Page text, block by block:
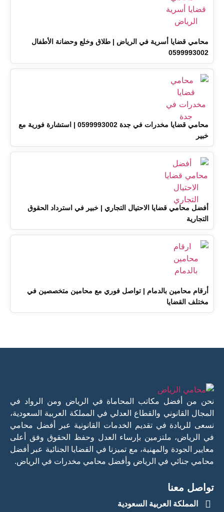
محامي قضايا أسرية في الرياض | طلاق وخلع وحضانة الأطفال
0599993002
محامي قضايا مخدرات في جدة 0599993002 | استشارة فورية مع
خبير
أفضل محامي قضايا الاحتيال التجاري | خبير في استرداد الحقوق
التجارية
أرقام محامين بالدمام | تواصل فوري مع محامين متخصصين في
مختلف القضايا
نحن من أفضل مكاتب المحاماة في الرياض ومن الرواد في
المجال القانوني والقطاع العدلي في المملكة العربية السعودية،
نسعى للريادة في تقديم الخدمات القانونية عبر أفضل محامي
في الرياض، ملتزمين بإرساء العدل وحفظ الحقوق وفق أعلى
معايير الجودة والمهنية، مع تميزنا في القضايا الجنائية عبر أفضل
محامي جنائي في الرياض وأفضل محامي مخدرات في الرياض.
تواصل معنا
المملكة العربية السعودية